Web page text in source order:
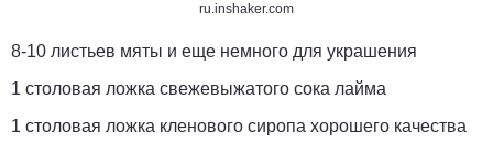
ru.inshaker.com
8-10 листьев мяты и еще немного для украшения
1 столовая ложка свежевыжатого сока лайма
1 столовая ложка кленового сиропа хорошего качества